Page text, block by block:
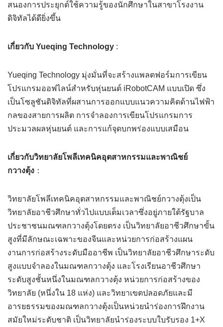
สนองการประยุกต์ใช้ความรู้ของนักศึกษาในสาขาโรงงาน
ดิจิทัลได้ดียิ่งขึ้น
เกี่ยวกับ Yueqing Technology :
Yueqing Technology มุ่งมั่นที่จะสร้างแพลตฟอร์มการเขียน
โปรแกรมออฟไลน์สำหรับหุ่นยนต์ iRobotCAM แบบเปิด ซึ่ง
เป็นโซลูชันดิจิทัลที่ผสานการออกแบบแนวความคิดด้านไฟฟ้า
กลของสายการผลิต การจำลองการเขียนโปรแกรมการ
ประมวลผลหุ่นยนต์ และการแก้จุดบกพร่องแบบเสมือน
เกี่ยวกับวิทยาลัยโพลีเทคนิคอุตสาหกรรมและพาณิชย์
กวางตุ้ง ：
วิทยาลัยโพลีเทคนิคอุตสาหกรรมและพาณิชย์กวางตุ้งเป็น
วิทยาลัยอาชีวศึกษาทั่วไปแบบเต็มเวลาซึ่งอยู่ภายใต้รัฐบาล
ประชาชนมณฑลกวางตุ้งโดยตรง เป็นวิทยาลัยอาชีวศึกษาขั้น
สูงที่มีลักษณะเฉพาะของจีนและหน่วยการก่อสร้างแผน
งานการก่อสร้างระดับมืออาชีพ เป็นวิทยาลัยอาชีวศึกษาระดับ
สูงแบบจำลองในมณฑลกวางตุ้ง และโรงเรียนอาชีวศึกษา
ระดับสูงชั้นหนึ่งในมณฑลกวางตุ้ง หน่วยการก่อสร้างของ
วิทยาลัย (หนึ่งใน 18 แห่ง) และวิทยาเขตปลอดภัยและมี
อารยธรรมของมณฑลกวางตุ้งเป็นหน่วยนำร่องการฝึกงาน
สมัยใหม่ระดับชาติ เป็นวิทยาลัยนำร่องระบบใบรับรอง 1+X